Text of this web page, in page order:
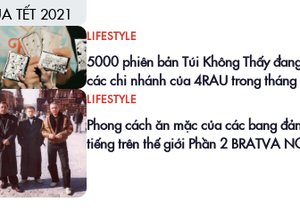
LIFESTYLE
5000 phiên bản Túi Không Thấy
các chi nhánh của 4RAU trong
LIFESTYLE
Phong cách ăn mặc của các bang
tiếng trên thế giới Phần 2 BRATVA